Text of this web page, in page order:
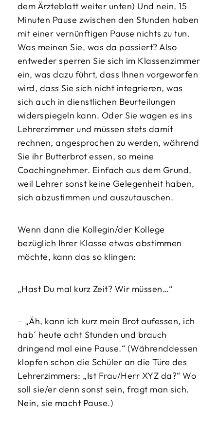
dem Ärzteblatt weiter unten) Und nein, 15
Minuten Pause zwischen den Stunden haben
mit einer vernünftigen Pause nichts zu tun.
Was meinen Sie, was da passiert? Also
entweder sperren Sie sich im Klassenzimmer
ein, was dazu führt, dass Ihnen vorgeworfen
wird, dass Sie sich nicht integrieren, was
sich auch in dienstlichen Beurteilungen
widerspiegeln kann. Oder Sie wagen es ins
Lehrerzimmer und müssen stets damit
rechnen, angesprochen zu werden, während
Sie ihr Butterbrot essen, so meine
Coachingnehmer. Einfach aus dem Grund,
weil Lehrer sonst keine Gelegenheit haben,
sich abzustimmen und auszutauschen.
Wenn dann die Kollegin/der Kollege
bezüglich Ihrer Klasse etwas abstimmen
möchte, kann das so klingen:
„Hast Du mal kurz Zeit? Wir müssen…“
– „Äh, kann ich kurz mein Brot aufessen, ich
hab´ heute acht Stunden und brauch
dringend mal eine Pause.“ (Währenddessen
klopfen schon die Schüler an die Türe des
Lehrerzimmers: „Ist Frau/Herr XYZ da?“ Wo
soll sie/er denn sonst sein, fragt man sich.
Nein, sie macht Pause.)